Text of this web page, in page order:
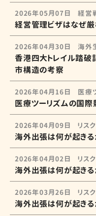
2026年05月07日 経営
経営管理ビザはなぜ
2026年04月30日 海外
香港四大トレイル踏
市構造の考察
2026年04月16日 医療
医療ツーリズムの国
2026年04月09日 リス
海外出張は何が起き
2026年04月02日 リス
海外出張は何が起き
2026年03月26日 リス
海外出張は何が起き